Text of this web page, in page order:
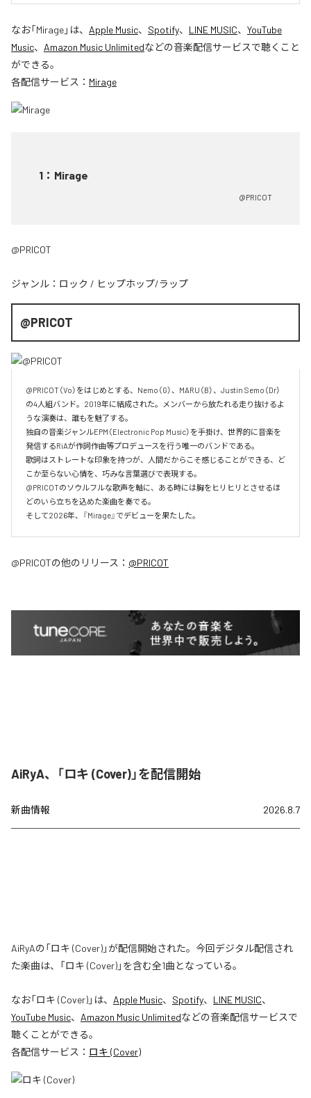
なお「Mirage」は、 Apple Music、 Spotify、 LINE MUSIC、 YouTube
Music、 Amazon Music Unlimitedなどの音楽配信サービスで聴くこと
ができる。
各配信サービス： Mirage
1 ： Mirage
@PRICOT
@PRICOT
ジャンル： ロック / ヒップホップ/ラップ
@PRICOT
@PRICOT（Vo）をはじめとする、Nemo（G）、MARU（B）、Justin Semo（Dr）
の4人組バンド。2019年に結成された。メンバーから放たれる走り抜けるよ
うな演奏は、誰もを魅了する。
独自の音楽ジャンルEPM（Electronic Pop Music）を手掛け、世界的に音楽を
発信するRiAが作詞作曲等プロデュースを行う唯一のバンドである。
歌詞はストレートな印象を持つが、人間だからこそ感じることができる、ど
こか至らない心情を、巧みな言葉選びで表現する。
@PRICOTのソウルフルな歌声を軸に、ある時には胸をヒリヒリとさせるほ
どのいら立ちを込めた楽曲を奏でる。
そして2026年、『Mirage』でデビューを果たした。
@PRICOTの他のリリース： @PRICOT
AiRyA、「ロキ (Cover)」を配信開始
新曲情報 2026.8.7
AiRyAの「ロキ (Cover)」が配信開始された。今回デジタル配信され
た楽曲は、「ロキ (Cover)」を含む全1曲となっている。
なお「ロキ (Cover)」は、 Apple Music、 Spotify、 LINE MUSIC、
YouTube Music、 Amazon Music Unlimitedなどの音楽配信サービスで
聴くことができる。
各配信サービス： ロキ (Cover)